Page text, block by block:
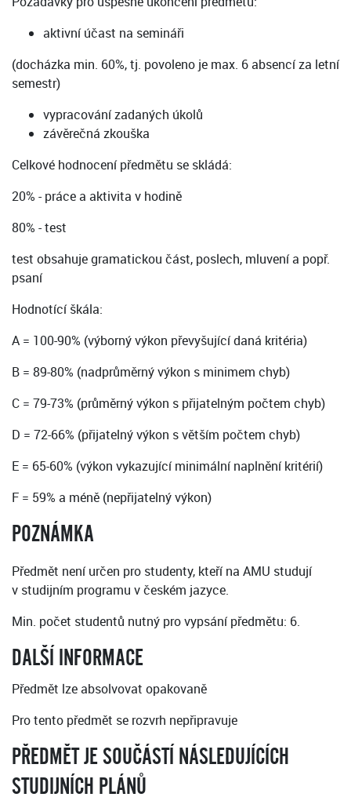
aktivní účast na semináři
(docházka min. 60%, tj. povoleno je max. 6 absencí za letní
semestr)
vypracování zadaných úkolů
závěrečná zkouška
Celkové hodnocení předmětu se skládá:
20% - práce a aktivita v hodině
80% - test
test obsahuje gramatickou část, poslech, mluvení a popř.
psaní
Hodnotící škála:
A = 100-90% (výborný výkon převyšující daná kritéria)
B = 89-80% (nadprůměrný výkon s minimem chyb)
C = 79-73% (průměrný výkon s přijatelným počtem chyb)
D = 72-66% (přijatelný výkon s větším počtem chyb)
E = 65-60% (výkon vykazující minimální naplnění kritérií)
F = 59% a méně (nepřijatelný výkon)
POZNÁMKA
Předmět není určen pro studenty, kteří na AMU studují
v studijním programu v českém jazyce.
Min. počet studentů nutný pro vypsání předmětu: 6.
DALŠÍ INFORMACE
Předmět lze absolvovat opakovaně
Pro tento předmět se rozvrh nepřipravuje
PŘEDMĚT JE SOUČÁSTÍ NÁSLEDUJÍCÍCH
STUDIJNÍCH PLÁNŮ